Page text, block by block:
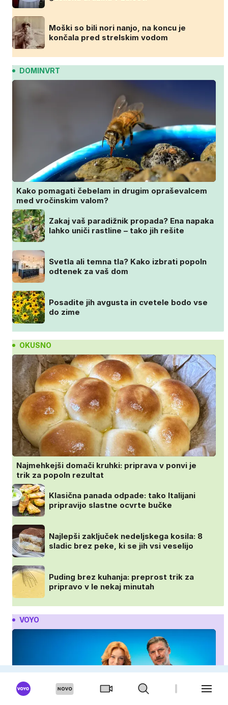
Moški so bili nori nanjo, na koncu je
končala pred strelskim vodom
DOMINVRT
Kako pomagati čebelam in drugim opraševalcem
med vročinskim valom?
Zakaj vaš paradižnik propada? Ena napaka
lahko uniči rastline – tako jih rešite
Svetla ali temna tla? Kako izbrati popoln
odtenek za vaš dom
Posadite jih avgusta in cvetele bodo vse
do zime
OKUSNO
Najmehkejši domači kruhki: priprava v ponvi je
trik za popoln rezultat
Klasična panada odpade: tako Italijani
pripravijo slastne ocvrte bučke
Najlepši zaključek nedeljskega kosila: 8
sladic brez peke, ki se jih vsi veselijo
Puding brez kuhanja: preprost trik za
pripravo v le nekaj minutah
VOYO